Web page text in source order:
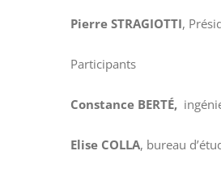
Pierre STRAGIOTTI,
Participants
Constance BERTÉ,
Elise COLLA, bureau